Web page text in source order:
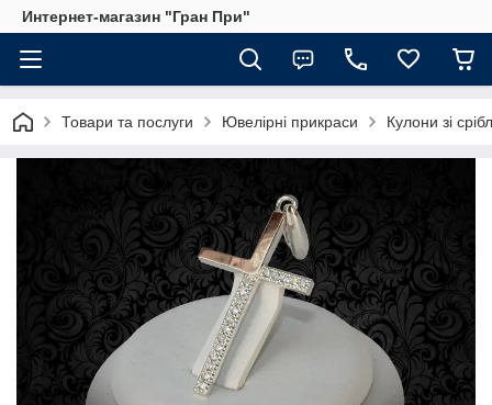
Интернет-магазин "Гран При"
Товари та послуги Ювелірні прикраси Кулони зі